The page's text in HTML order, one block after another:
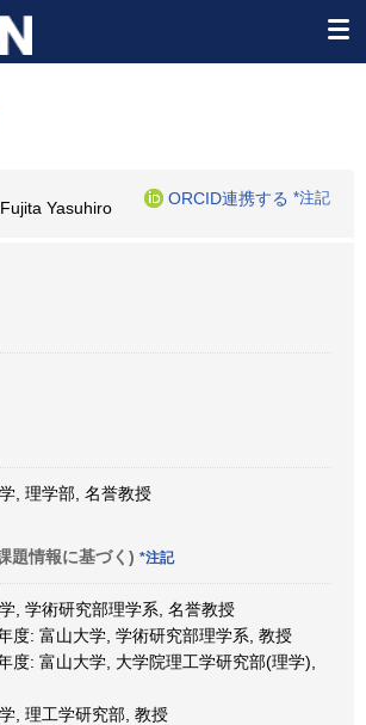
Fujita Yasuhiro
ORCID連携する *注記
, 理学部, 名誉教授
題情報に基づく) *注記
, 学術研究部理学系, 名誉教授
度: 富山大学, 学術研究部理学系, 教授
度: 富山大学, 大学院理工学研究部(理学),
, 理工学研究部, 教授